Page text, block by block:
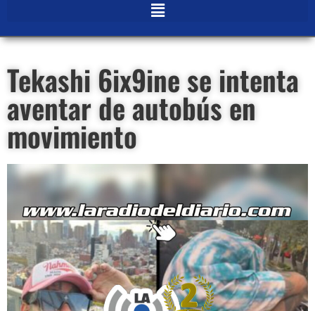
Tekashi 6ix9ine se intenta
aventar de autobús en
movimiento